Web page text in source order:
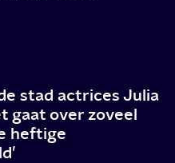
stad actrices Julia
gaat over zoveel
heftige